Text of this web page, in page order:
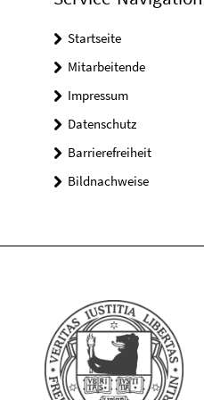
Startseite
Mitarbeitende
Impressum
Datenschutz
Barrierefreiheit
Bildnachweise